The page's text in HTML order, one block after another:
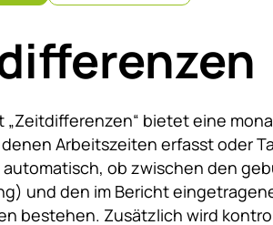
„Zeitdifferenzen“ bietet eine
Arbeitszeiten erfasst oder
ob zwischen den
und den im Bericht
bestehen. Zusätzlich wird